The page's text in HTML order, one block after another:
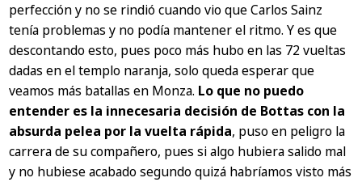
perfección y no se rindió cuando vio que Carlos Sainz
tenía problemas y no podía mantener el ritmo. Y es que
descontando esto, pues poco más hubo en las 72 vueltas
dadas en el templo naranja, solo queda esperar que
veamos más batallas en Monza. Lo que no puedo
entender es la innecesaria decisión de Bottas con la
absurda pelea por la vuelta rápida, puso en peligro la
carrera de su compañero, pues si algo hubiera salido mal
y no hubiese acabado segundo quizá habríamos visto más